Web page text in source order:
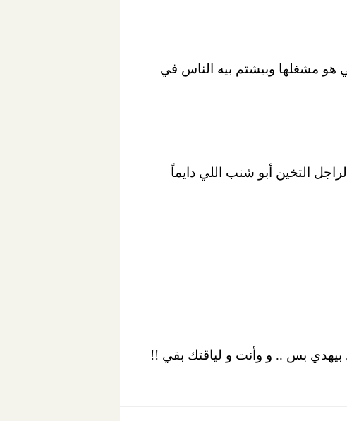
هو مشغلها وبيشتم بيه الناس في
التخين أبو شنب اللي دايماً